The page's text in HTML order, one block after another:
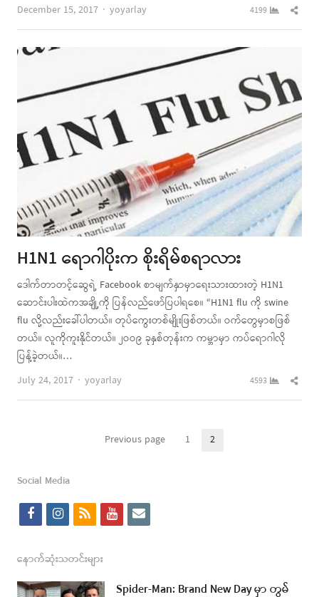
December 15, 2017
Author
yoyarlay 4199
H1N1 ရောဂါပိုးက စိုးရိမ်စရာလား
ဒေါက်တာတင့်ဆွေရဲ့ Facebook စာမျက်နှာမှာရေးသားထားတဲ့ H1N1
ဆောင်းပါးထဲကအချို့ကို ပြန်လည်ဖော်ပြပါရစေ။ “H1N1 flu ကို swine
flu လို့လည်းခေါ်ပါတယ်။ တုပ်ကွေးတစ်မျိုးဖြစ်တယ်။ ဝက်တွေမှာစဖြစ်
တယ်။ လူကိုကူးနိုင်တယ်။ ၂ဝဝ၉ ခုနှစ်တုန်းက ကမ္ဘာမှာ ကပ်ရောဂါလို
ပြန့်ခဲ့တယ်။…
July 24, 2017
Author
yoyarlay 4593
Previous page Page
1 2
Social Media
f
c
e
i
s
t
r
s
y
t
e
i
နောက်ဆုံးသတင်းများ
Spider-Man: Brand New Day မှာ တွမ်